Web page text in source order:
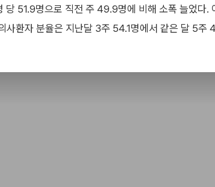
당 51.9명으로 직전 주 49.9명에 비해 소폭 늘었다.
사환자 분율은 지난달 3주 54.1명에서 같은 달 5주